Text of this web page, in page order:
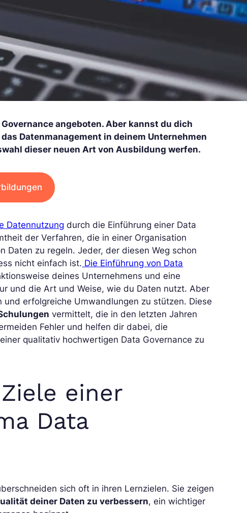
angeboten. Aber kannst du dich
Datenmanagement in deinem Unternehmen
dieser neuen Art von Ausbildung werfen.
Datennutzung durch die Einführung einer Data
der Verfahren, die in einer Organisation
Daten zu regeln. Jeder, der diesen Weg schon
nicht einfach ist. Die Einführung von Data
deines Unternehmens und eine
und die Art und Weise, wie du Daten nutzt. Aber
erfolgreiche Umwandlungen zu stützen. Diese
vermittelt, die in den letzten Jahren
Fehler und helfen dir dabei, die
qualitativ hochwertigen Data Governance zu
einer
Data
sich oft in ihren Lernzielen. Sie zeigen
deiner Daten zu verbessern, ein wichtiger